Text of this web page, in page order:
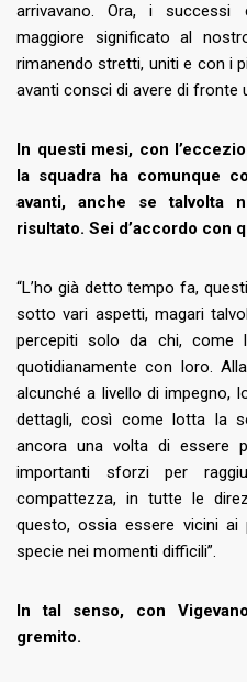
arrivavano. Ora, i
maggiore significato al
rimanendo stretti, uniti e con i
avanti consci di avere di fronte
In questi mesi, con
la squadra ha comunque
avanti, anche se talvolta
risultato. Sei d’accordo con
“L’ho già detto tempo fa,
sotto vari aspetti, magari
percepiti solo da chi,
quotidianamente con loro.
alcunché a livello di impegno,
dettagli, così come lotta la
ancora una volta di essere
importanti sforzi per
compattezza, in tutte le
questo, ossia essere vicini
specie nei momenti difficili”.
In tal senso, con
gremito.